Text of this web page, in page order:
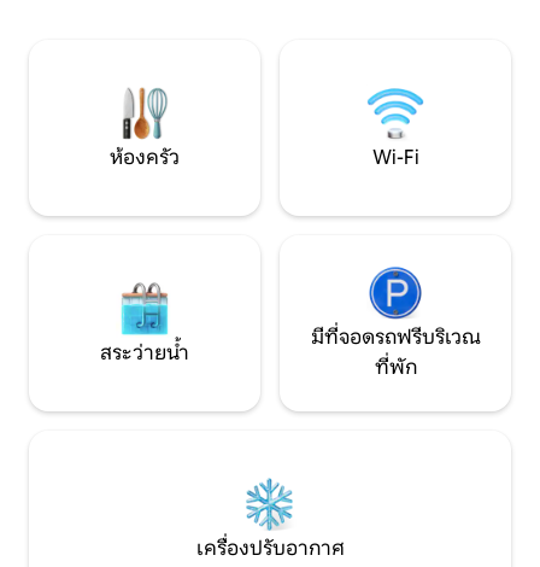
เข้าพักของคุณ ไม่ต้องสงสัยเลยที่จะเขียน
เช่นนี้ในบ้านก่อสร้างแบบคานาเรียแบบ
ดั้งเดิมด้วยวัสดุที่มีคุณภาพและนอกเหนือ
เหมือนอยู่ในชนบทล้อมรอบไปด้วยพืช
คุณขึ้นไปที่ชั้นแรกซึ่งคุณจะพบระเบียงส่วน
ตัวซึ่งมีการตกแต่งที่ร่าเริงและระมัดระวัง
ยินดีต้อนรับผู้เข้าพักไปยังบ้านของพวกเขา
จากที่นี่คุณสามารถมองเห็นเส้นขอบฟ้า (ใน
ของเตเนรีเฟ คุณจะมาพร้อมกับเสียงนกที่
ส่วนตัวคุณสามารถใช้เพนท์เฮาส์นี้ได้ซึ่งเป็น
เอกลักษณ์ของโครงสร้างและวัสดุ ในห้อง
พักมีห้องใต้หลังคามีห้องครัวและห้องรับ
ประทานอาหารห้องนั่งเล่นห้องน้ำพื้นที่
ทั้งหมด
ห้องครัว Wi-Fi
สระว่ายน้ำ
มีที่จอดรถฟรีบริเวณ
ที่พัก
เครื่องปรับอากาศ